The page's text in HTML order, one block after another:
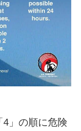
」の順に危険